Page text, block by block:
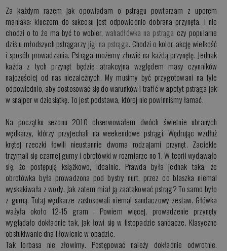
Za każdym razem jak opowiadam o pstrągu powtarzam z uporem
maniaka: kluczem do sukcesu jest odpowiednio dobrana przynęta. I nie
chodzi o to że ma być to wobler, wahadłówka na pstrąga czy popularne
dziś u młodszych pstrągarzy jigi na pstrąga. Chodzi o kolor, akcję wielkość
i sposób prowadzania. Pstrąga możemy złowić na każdą przynętę. Jednak
każda z tych przynęt będzie atrakcyjna względem masy czynników
najczęściej od nas niezależnych. My musimy być przygotowani na tyle
odpowiednio, aby dostosować się do warunków i trafić w apetyt pstrąga jak
w snajper w dziesiątkę. To jest podstawa, której nie powinniśmy łamać.
Na początku sezonu 2010 obserwowałem dwóch świetnie ubranych
wędkarzy, którzy przyjechali na weekendowe pstrągi. Wędrując wzdłuż
krętej rzeczki łowili nieustannie dwoma rodzajami przynęt. Zaciekle
trzymali się czarnej gumy i obrotówki w rozmiarze no 1. W teorii wydawało
się, że postępują książkowo, idealnie. Prawda była jednak taka, że
obrotówka była prowadzona pod bystry nurt, przez co blaszka niemal
wyskakiwała z wody. Jak zatem miał ją zaatakować pstrąg? To samo było
z gumą. Tutaj wędkarze zastosowali niemal sandaczowy zestaw. Główka
ważyła około 12-15 gram . Powiem więcej, prowadzenie przynęty
wyglądało dokładnie tak, jak łowi się w listopadzie sandacze. Klasyczne
obstukiwanie dna i łowienie w opadzie.
Tak lorbasa nie złowimy. Postępować należy dokładnie odwrotnie.